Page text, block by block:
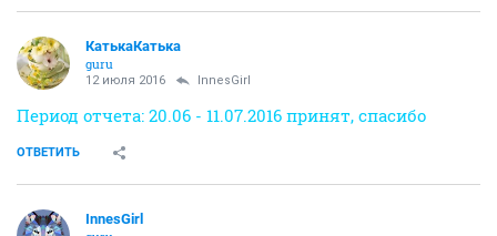
КатькаКатька
guru
12 июля 2016 InnesGirl
Период отчета: 20.06 - 11.07.2016 принят, спасибо
ОТВЕТИТЬ
InnesGirl